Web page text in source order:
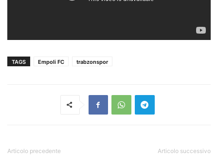
TAGS Empoli FC trabzonspor
Articolo precedente Articolo successivo